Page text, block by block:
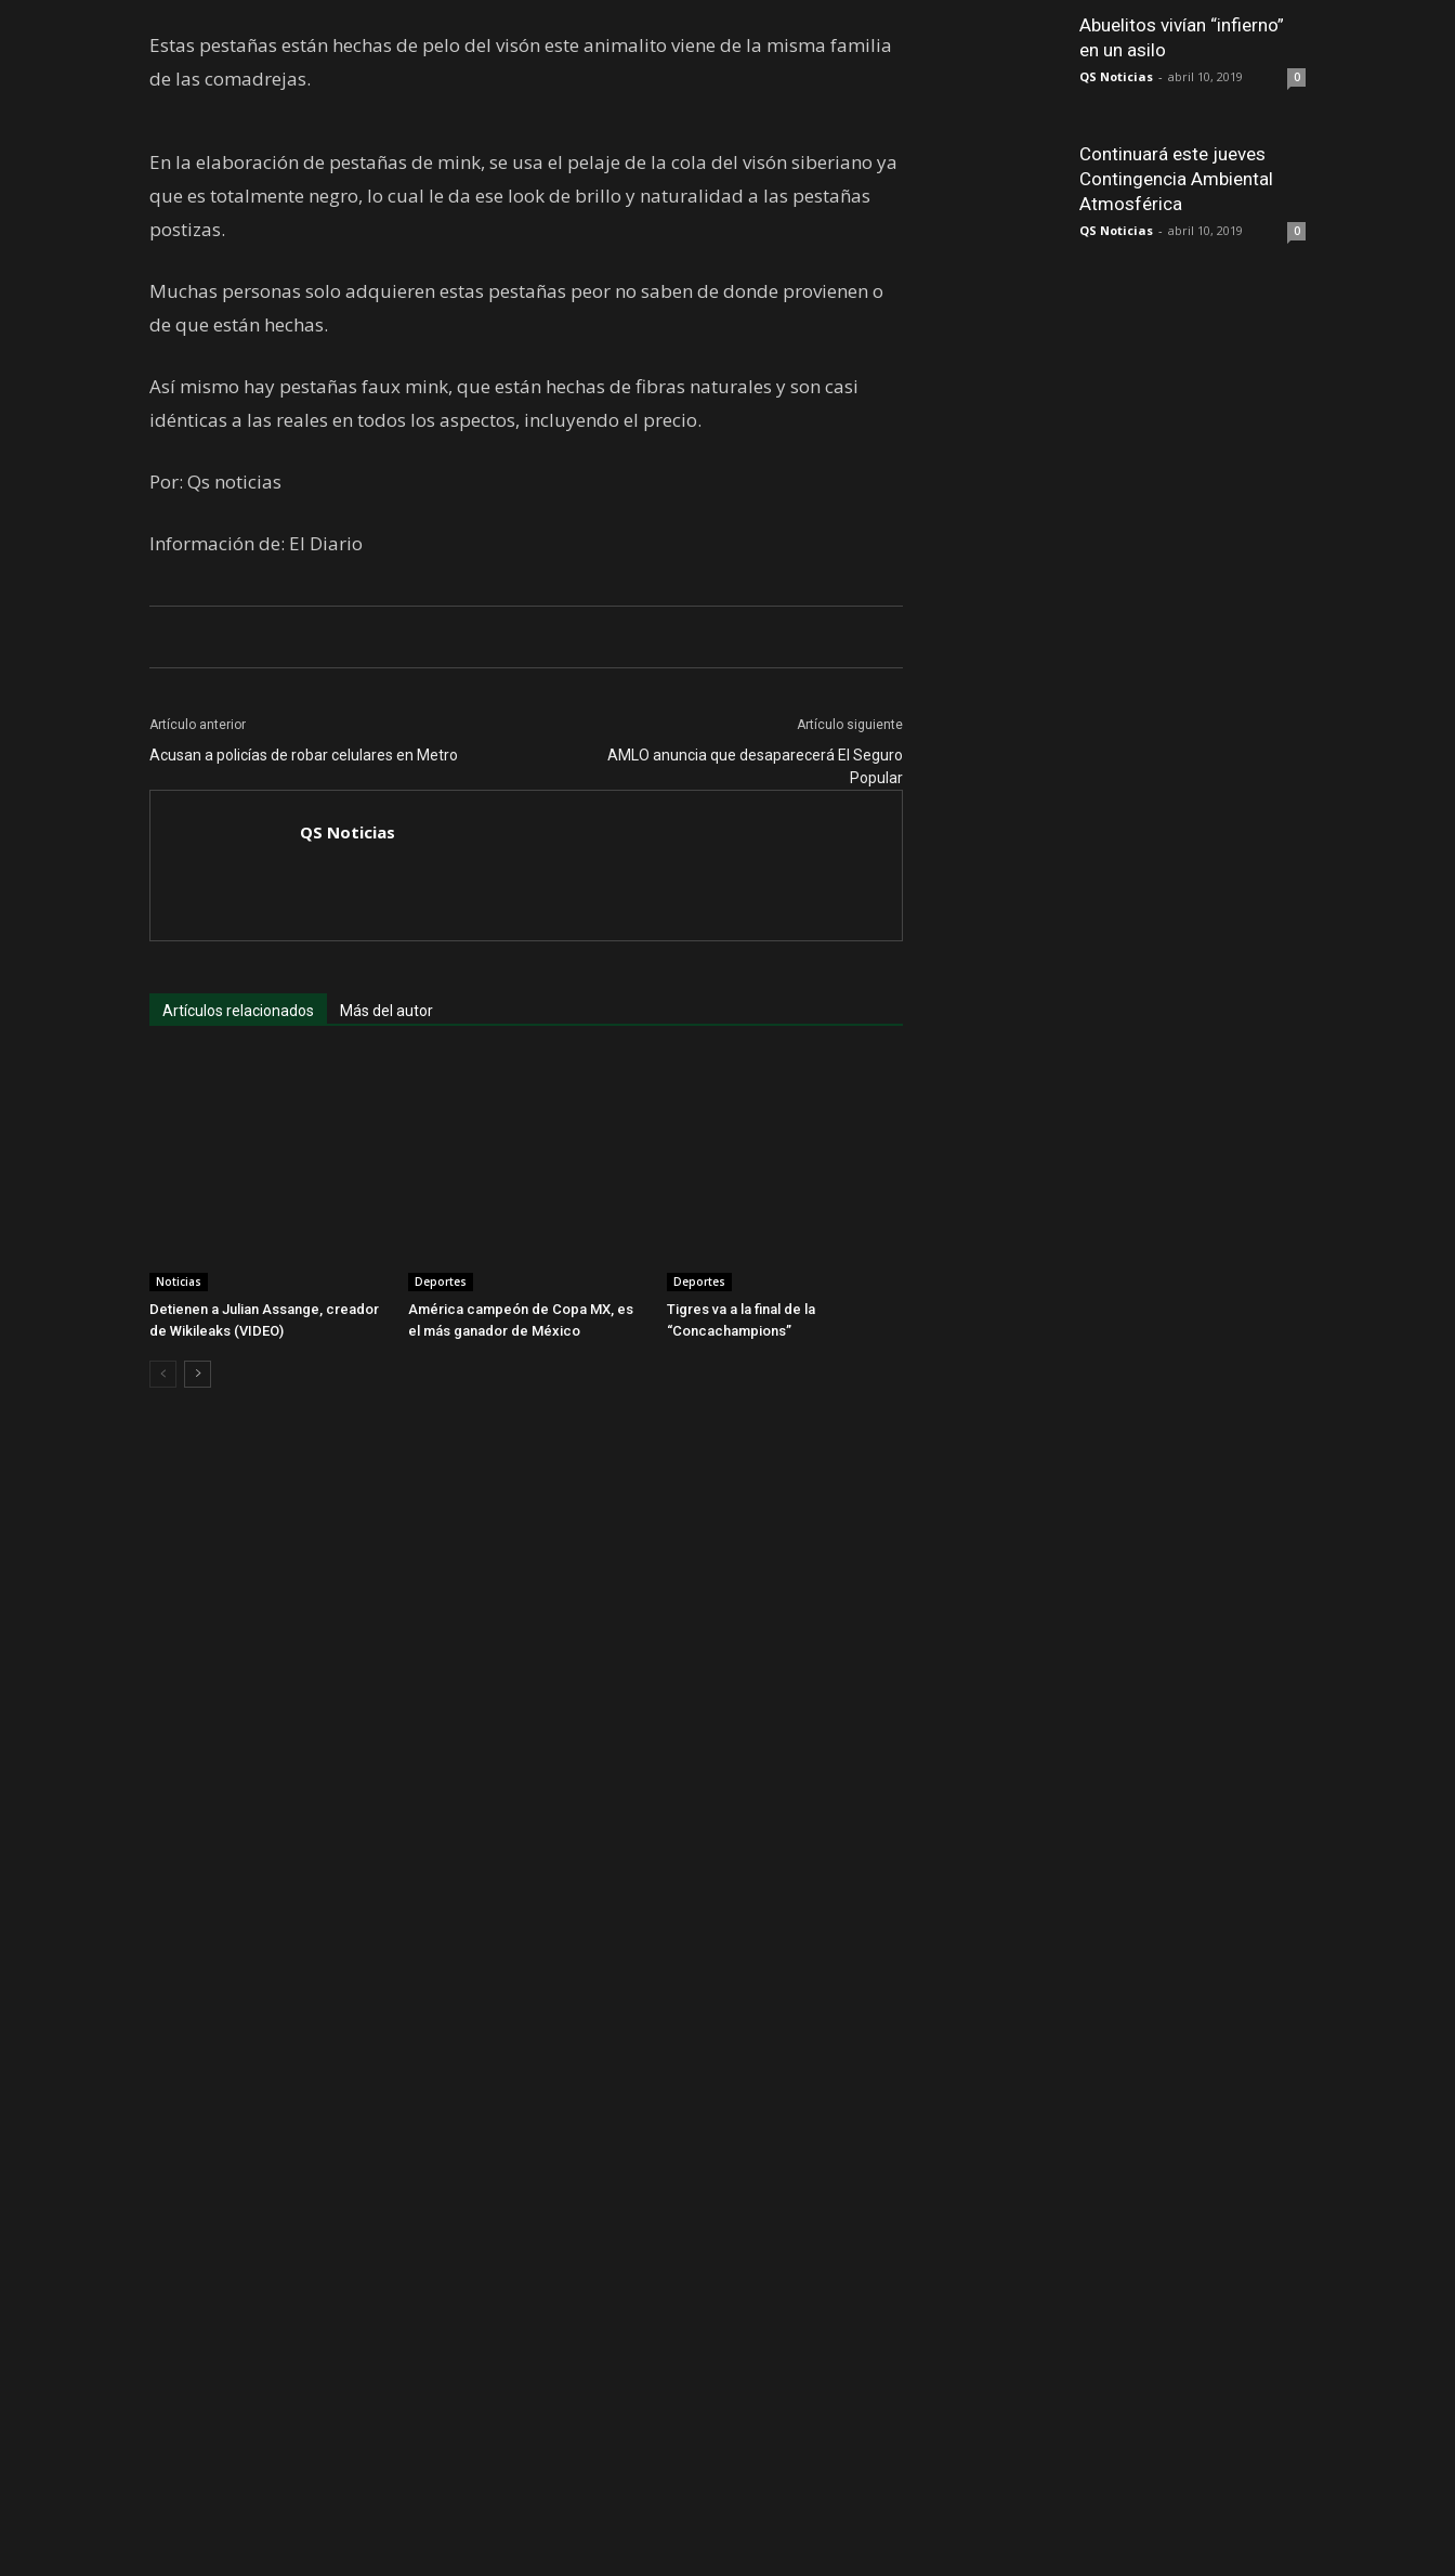
Estas pestañas están hechas de pelo del visón este animalito viene de la misma familia
de las comadrejas.
En la elaboración de pestañas de mink, se usa el pelaje de la cola del visón siberiano ya
que es totalmente negro, lo cual le da ese look de brillo y naturalidad a las pestañas
postizas.
Muchas personas solo adquieren estas pestañas peor no saben de donde provienen o
de que están hechas.
Así mismo hay pestañas faux mink, que están hechas de fibras naturales y son casi
idénticas a las reales en todos los aspectos, incluyendo el precio.
Por: Qs noticias
Información de: El Diario
Artículo anterior
Acusan a policías de robar celulares en Metro
Artículo siguiente
AMLO anuncia que desaparecerá El Seguro
Popular
QS Noticias
Artículos relacionados Más del autor
Noticias
Detienen a Julian Assange, creador
de Wikileaks (VIDEO)
Deportes
América campeón de Copa MX, es
el más ganador de México
Deportes
Tigres va a la final de la
“Concachampions”
Abuelitos vivían “infierno”
en un asilo
QS Noticias - abril 10, 2019 0
Continuará este jueves
Contingencia Ambiental
Atmosférica
QS Noticias - abril 10, 2019 0